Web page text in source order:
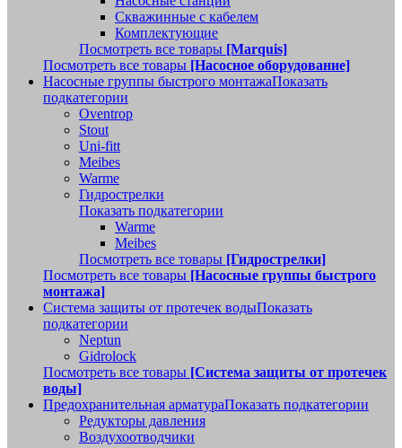
Скважинные с кабелем
Комплектующие
Посмотреть все товары [Marquis]
Посмотреть все товары [Насосное оборудование]
Насосные группы быстрого монтажаПоказать
подкатегории
Oventrop
Stout
Uni-fitt
Meibes
Warme
Гидрострелки
Показать подкатегории
Warme
Meibes
Посмотреть все товары [Гидрострелки]
Посмотреть все товары [Насосные группы быстрого
монтажа]
Система защиты от протечек водыПоказать
подкатегории
Neptun
Gidrolock
Посмотреть все товары [Система защиты от протечек
воды]
Предохранительная арматураПоказать подкатегории
Редукторы давления
Воздухоотводчики